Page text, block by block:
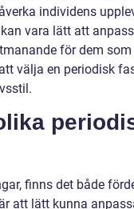
individens
vara lätt att
för dem
välja en periodisk
finns det både
att lätt kunna